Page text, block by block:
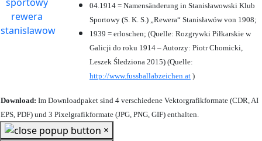
04.1914 = Namensänderung in Stanisławowski Klub
Sportowy (S. K. S.) „Rewera“ Stanisławów von 1908;
1939 = erloschen; (Quelle: Rozgrywki Piłkarskie w
Galicji do roku 1914 – Autorzy: Piotr Chomicki,
Leszek Śledziona 2015) (Quelle:
http://www.fussballabzeichen.at )
Download: Im Downloadpaket sind 4 verschiedene Vektorgrafikformate (CDR, AI
EPS, PDF) und 3 Pixelgrafikformate (JPG, PNG, GIF) enthalten.
×